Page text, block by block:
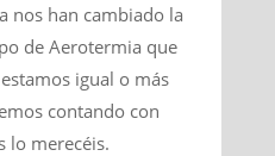
nos han cambiado la
de Aerotermia que
igual o más
contando con
lo merecéis.